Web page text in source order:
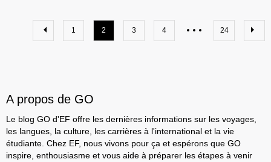
1 2 3 4 24
A propos de GO
Le blog GO d'EF offre les dernières informations sur les voyages,
les langues, la culture, les carrières à l'international et la vie
étudiante. Chez EF, nous vivons pour ça et espérons que GO
inspire, enthousiasme et vous aide à préparer les étapes à venir